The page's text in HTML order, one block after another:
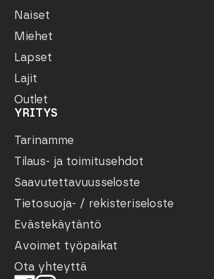
Naiset
Miehet
Lapset
Lajit
Outlet
YRITYS
Tarinamme
Tilaus- ja toimitusehdot
Saavutettavuusseloste
Tietosuoja- / rekisteriseloste
Evästekäytäntö
Avoimet työpaikat
Ota yhteyttä